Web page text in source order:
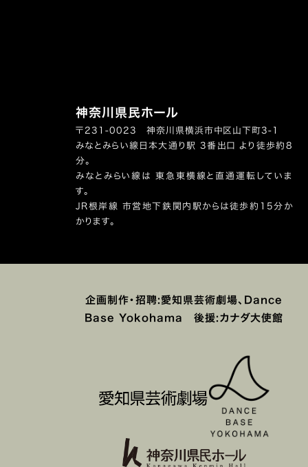
神奈川県民ホール
〒231-0023 神奈川県横浜市中区山下町3-1
みなとみらい線日本大通り駅 3番出口 より徒歩約8
分。
みなとみらい線は 東急東横線と直通運転していま
す。
JR根岸線 市営地下鉄関内駅からは徒歩約15分か
かります。
企画制作・招聘:愛知県芸術劇場、Dance
Base Yokohama 後援:カナダ大使館